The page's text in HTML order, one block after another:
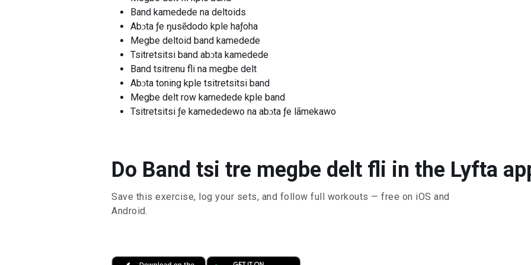
Band kamedede na deltoids
Abɔta ƒe ŋusẽdodo kple haƒoha
Megbe deltoid band kamedede
Tsitretsitsi band abɔta kamedede
Band tsitrenu fli na megbe delt
Abɔta toning kple tsitretsitsi band
Megbe delt row kamedede kple band
Tsitretsitsi ƒe kamededewo na abɔta ƒe lãmekawo
Do Band tsi tre megbe delt fli in the Lyfta
Save this exercise, log your sets, and follow full workouts — free on iOS and
Android.